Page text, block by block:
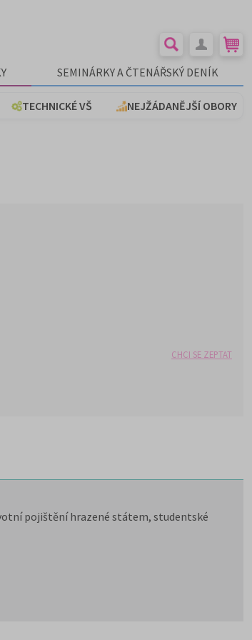
SEMINÁRKY A ČTENÁŘSKÝ DENÍK
TECHNICKÉ VŠ NEJŽÁDANĚJŠÍ OBORY
CHCI SE ZEPTAT
pojištění hrazené státem, studentské